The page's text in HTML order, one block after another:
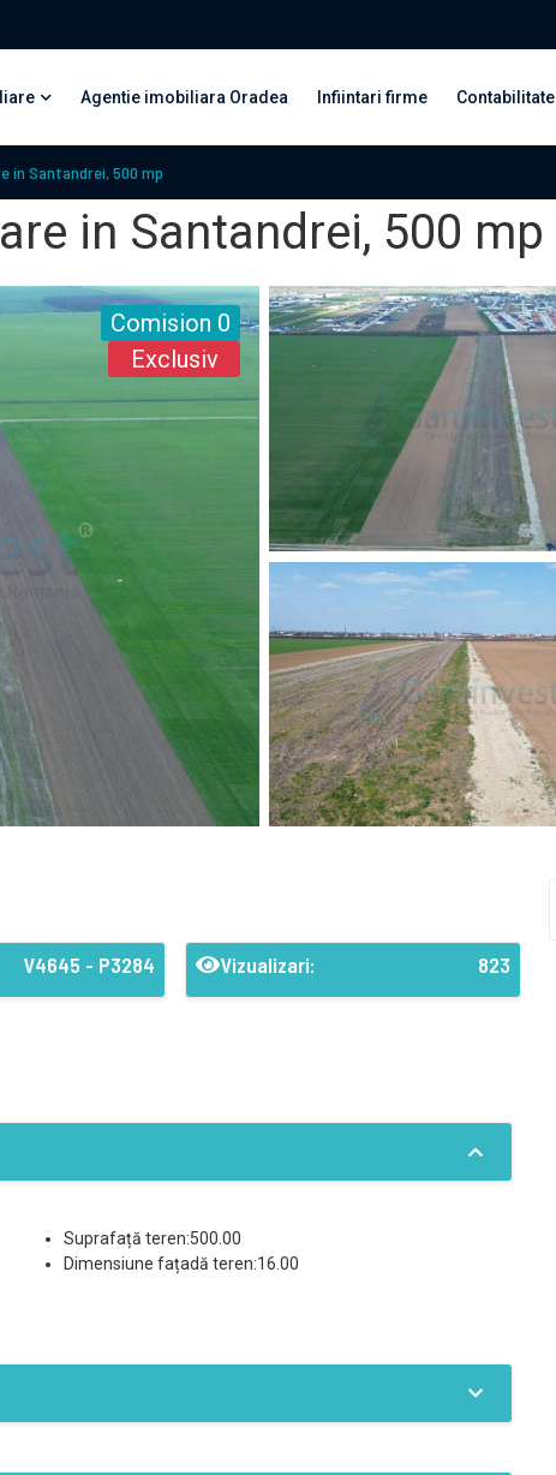
Agentie imobiliara Oradea Infiintari firme Contabilitate
in Santandrei, 500 mp
in Santandrei, 500 mp
Comision 0
Exclusiv
V4645 - P3284 Vizualizari: 823
Suprafață teren:500.00
Dimensiune fațadă teren:16.00